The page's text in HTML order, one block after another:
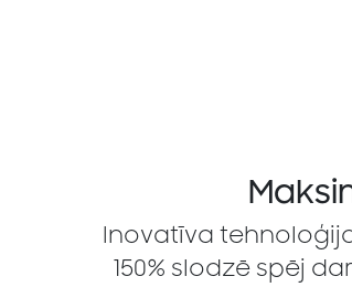
Inovatīva
150% slodzē spēj